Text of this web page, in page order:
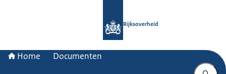
Rijksoverheid
Home Documenten